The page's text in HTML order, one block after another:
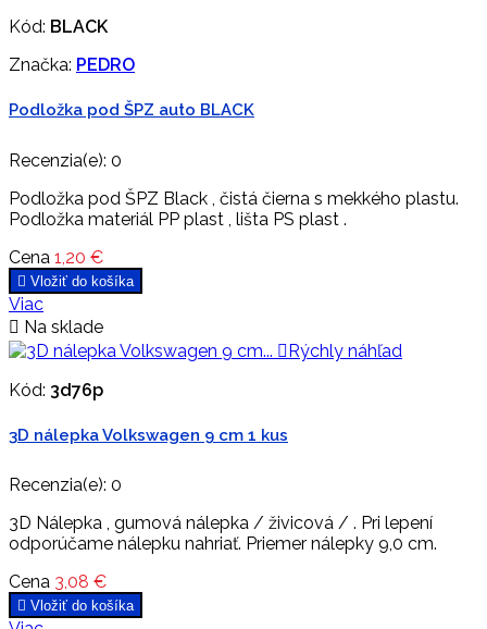
Kód: BLACK
Značka: PEDRO
Podložka pod ŠPZ auto BLACK
Recenzia(e): 0
Podložka pod ŠPZ Black , čistá čierna s mekkého plastu.
Podložka materiál PP plast , lišta PS plast .
Cena 1,20 €
 Vložiť do košíka
Viac
 Na sklade
Rýchly náhľad
Kód: 3d76p
3D nálepka Volkswagen 9 cm 1 kus
Recenzia(e): 0
3D Nálepka , gumová nálepka / živicová / . Pri lepení
odporúčame nálepku nahriať. Priemer nálepky 9,0 cm.
Cena 3,08 €
 Vložiť do košíka